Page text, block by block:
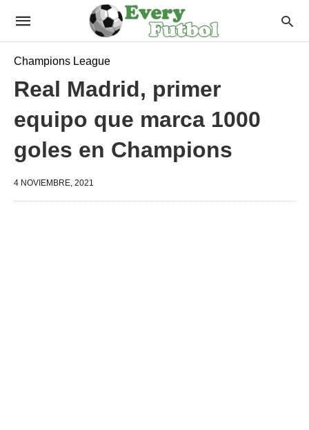
Champions League
Real Madrid, primer
equipo que marca 1000
goles en Champions
4 NOVIEMBRE, 2021